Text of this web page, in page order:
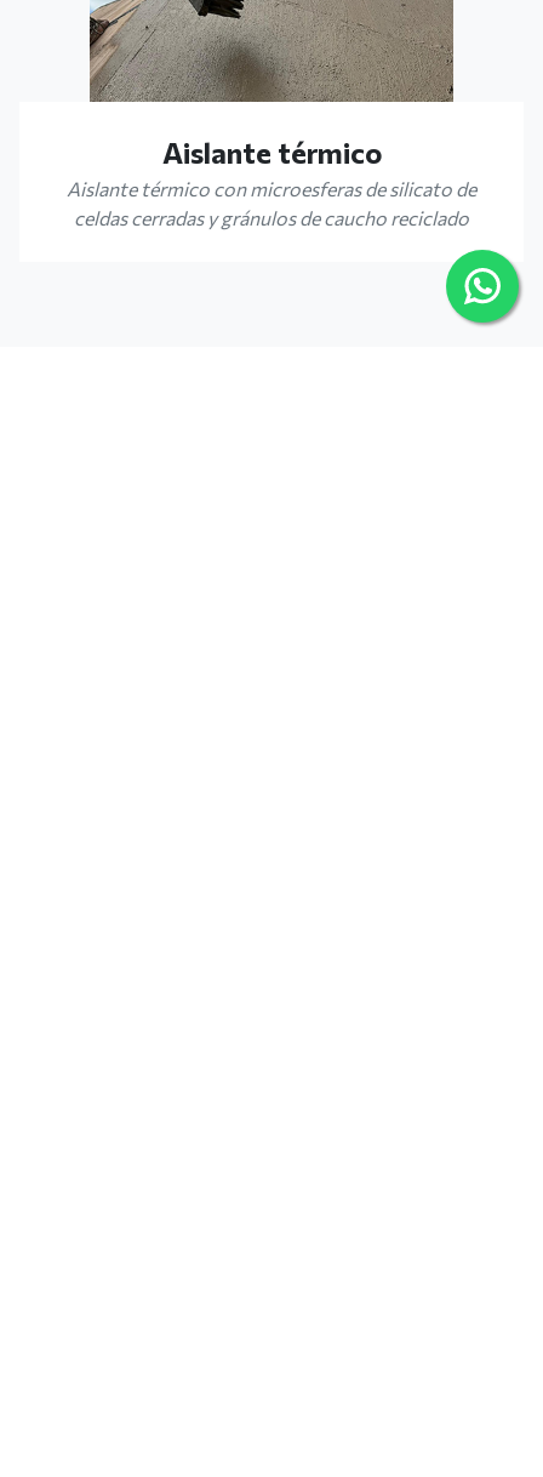
Aislante térmico
Aislante térmico con microesferas de silicato de
celdas cerradas y gránulos de caucho reciclado